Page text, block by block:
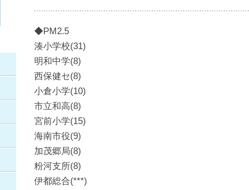
◆PM2.5
湊小学校(31)
明和中学(8)
西保健セ(8)
小倉小学(10)
市立和高(8)
宮前小学(15)
海南市役(9)
加茂郷局(8)
粉河支所(8)
伊都総合(***)